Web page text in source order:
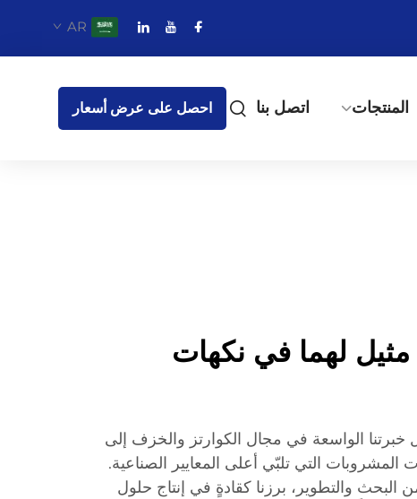
AR
المنتجات اتصل بنا احصل على عرض أسعار
مثيل لهما في نكهات
الواسعة في مجال الكوارتز والخزف إلى
التي تلبّي أعلى المعايير الصناعية.
من 20 عامًا من البحث والتطوير، برزنا كقادةٍ في إنتاج حلول